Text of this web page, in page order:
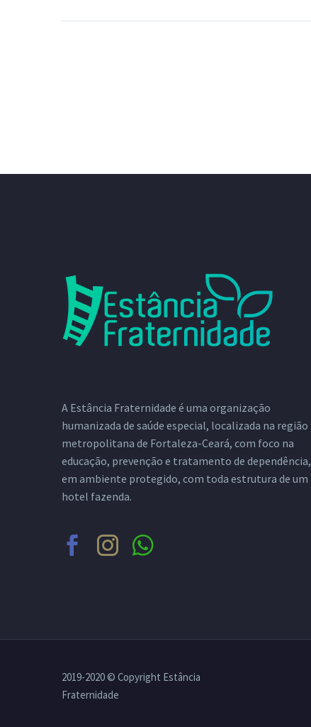
A Estância Fraternidade é uma organização
humanizada de saúde especial, localizada na região
metropolitana de Fortaleza-Ceará, com foco na
educação, prevenção e tratamento de dependência,
em ambiente protegido, com toda estrutura de um
hotel fazenda.
2019-2020 © Copyright Estância
Fraternidade